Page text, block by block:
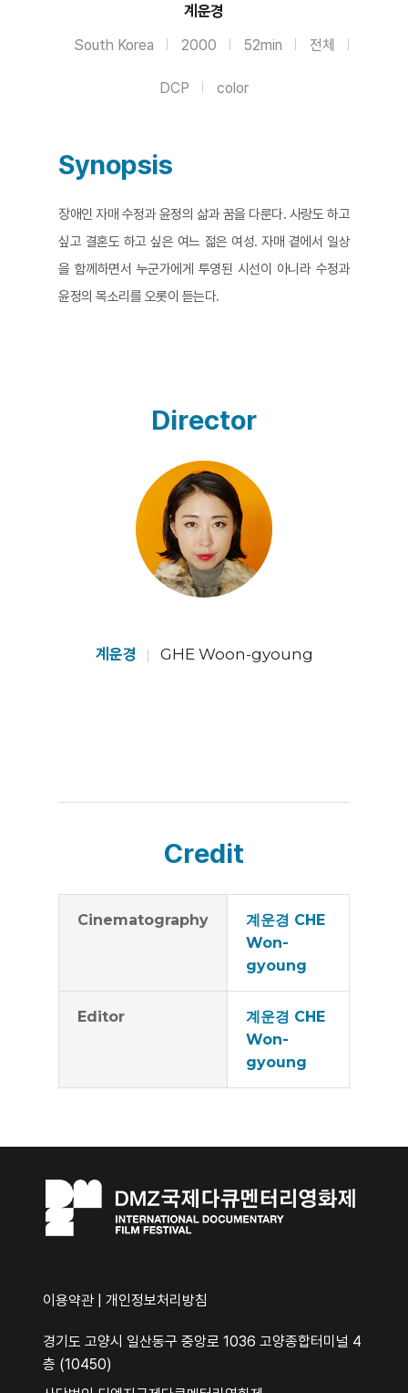
계운경
South Korea 2000 52min 전체
DCP color
Synopsis
​장애인 자매 수정과 윤정의 삶과 꿈을 다룬다. 사랑도 하고
싶고 결혼도 하고 싶은 여느 젊은 여성. 자매 곁에서 일상
을 함께하면서 누군가에게 투영된 시선이 아니라 수정과
윤정의 목소리를 오롯이 듣는다.
Director
계운경 GHE Woon-gyoung
Credit
Cinematography
계운경 CHE
Won-
gyoung
Editor
계운경 CHE
Won-
gyoung
이용약관 개인정보처리방침
경기도 고양시 일산동구 중앙로 1036 고양종합터미널 4
층 (10450)